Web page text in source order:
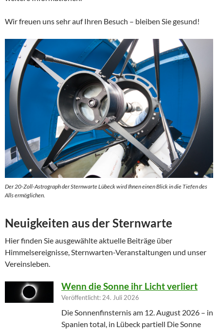
Wir freuen uns sehr auf Ihren Besuch – bleiben Sie gesund!
Der 20-Zoll-Astrograph der Sternwarte Lübeck wird Ihnen einen Blick in die Tiefen des
Alls ermöglichen.
Neuigkeiten aus der Sternwarte
Hier finden Sie ausgewählte aktuelle Beiträge über
Himmelsereignisse, Sternwarten-Veranstaltungen und unser
Vereinsleben.
Wenn die Sonne ihr Licht verliert
Veröffentlicht: 24. Juli 2026
Die Sonnenfinsternis am 12. August 2026 – in
Spanien total, in Lübeck partiell Die Sonne